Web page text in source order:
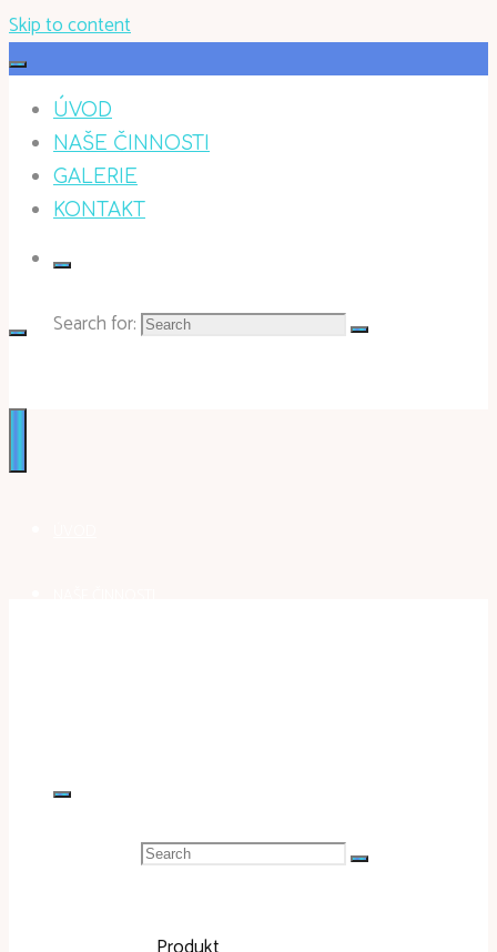
Skip to content
ÚVOD
NAŠE ČINNOSTI
GALERIE
KONTAKT
Search for: